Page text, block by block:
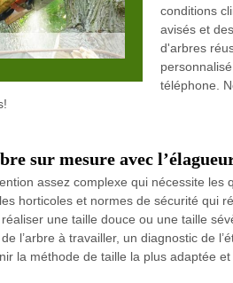
conditions
avisés et
d'arbres
téléphone.
sur mesure avec
assez complexe qui nécessite les
horticoles et normes de sécurité qui
une taille douce ou une taille
l’arbre à travailler, un diagnostic de
la méthode de taille la plus adaptée